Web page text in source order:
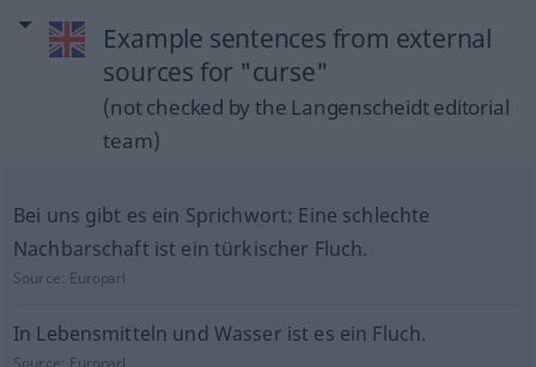
Example sentences from external
sources for "curse"
(not checked by the Langenscheidt editorial
team)
Bei uns gibt es ein Sprichwort: Eine schlechte
Nachbarschaft ist ein türkischer Fluch.
Source: Europarl
In Lebensmitteln und Wasser ist es ein Fluch.
Source: Europarl